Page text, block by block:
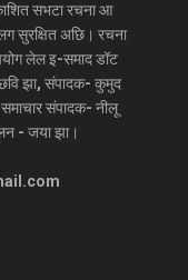
सभटा रचना आ
सुरक्षित अछि। रचना
लेल इ-समाद डॉट
झा, संपादक- कुमुद
संपादक- नीलू
- जया झा।